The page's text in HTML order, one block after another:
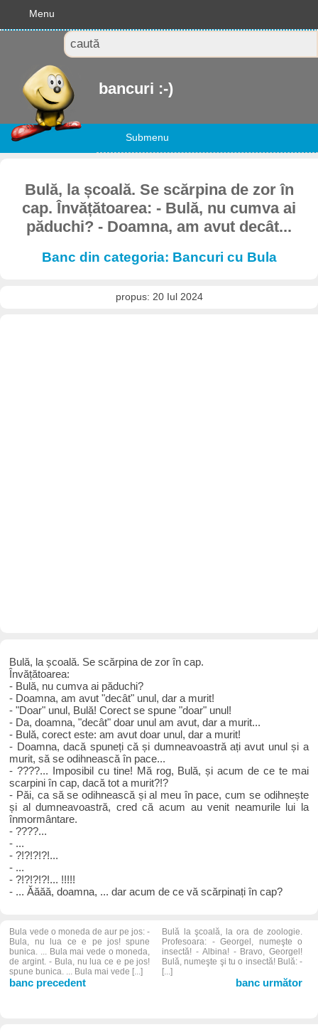
Menu
bancuri :-)
Submenu
Bulă, la școală. Se scărpina de zor în
cap. Învățătoarea: - Bulă, nu cumva ai
păduchi? - Doamna, am avut decât...
Banc din categoria: Bancuri cu Bula
propus: 20 Iul 2024
Bulă, la școală. Se scărpina de zor în cap.
Învățătoarea:
- Bulă, nu cumva ai păduchi?
- Doamna, am avut "decât" unul, dar a murit!
- "Doar" unul, Bulă! Corect se spune "doar" unul!
- Da, doamna, "decât" doar unul am avut, dar a murit...
- Bulă, corect este: am avut doar unul, dar a murit!
- Doamna, dacă spuneți că și dumneavoastră ați avut unul și a
murit, să se odihnească în pace...
- ????... Imposibil cu tine! Mă rog, Bulă, și acum de ce te mai
scarpini în cap, dacă tot a murit?!?
- Păi, ca să se odihnească și al meu în pace, cum se odihnește
și al dumneavoastră, cred că acum au venit neamurile lui la
înmormântare.
- ????...
- ...
- ?!?!?!?!...
- ...
- ?!?!?!?!... !!!!!
- ... Ăăăă, doamna, ... dar acum de ce vă scărpinați în cap?
Bula vede o moneda de aur pe jos: -
Bula, nu lua ce e pe jos! spune
bunica. ... Bula mai vede o moneda,
de argint. - Bula, nu lua ce e pe jos!
spune bunica. ... Bula mai vede [...]
banc precedent
Bulă la şcoală, la ora de zoologie.
Profesoara: - Georgel, numeşte o
insectă! - Albina! - Bravo, Georgel!
Bulă, numeşte şi tu o insectă! Bulă: -
[...]
banc următor